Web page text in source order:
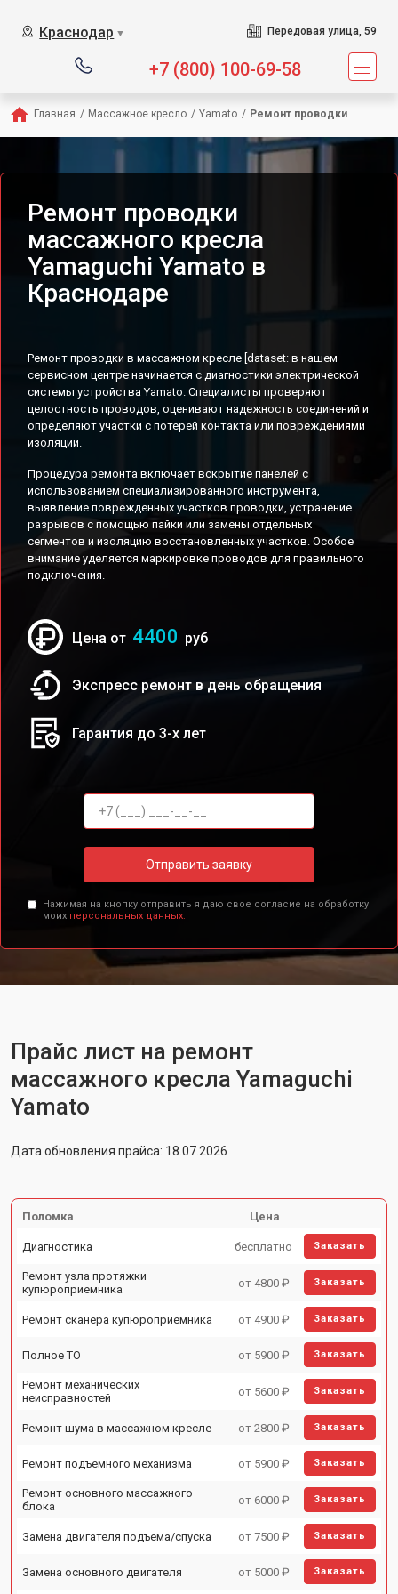
Краснодар ▼ Передовая улица, 59
+7 (800) 100-69-58
Главная / Массажное кресло / Yamato / Ремонт проводки
Ремонт проводки
массажного кресла
Yamaguchi Yamato в
Краснодаре
Ремонт проводки в массажном кресле [dataset: в нашем
сервисном центре начинается с диагностики электрической
системы устройства Yamato. Специалисты проверяют
целостность проводов, оценивают надежность соединений и
определяют участки с потерей контакта или повреждениями
изоляции.
Процедура ремонта включает вскрытие панелей с
использованием специализированного инструмента,
выявление поврежденных участков проводки, устранение
разрывов с помощью пайки или замены отдельных
сегментов и изоляцию восстановленных участков. Особое
внимание уделяется маркировке проводов для правильного
подключения.
Цена от 4400 руб
Экспресс ремонт в день обращения
Гарантия до 3-х лет
Отправить заявку
Нажимая на кнопку отправить я даю свое согласие на обработку
моих персональных данных.
Прайс лист на ремонт
массажного кресла Yamaguchi
Yamato
Дата обновления прайса: 18.07.2026
Поломка Цена
Диагностика бесплатно Заказать
Ремонт узла протяжки
купюроприемника
от 4800 ₽ Заказать
Ремонт сканера купюроприемника от 4900 ₽ Заказать
Полное ТО от 5900 ₽ Заказать
Ремонт механических
неисправностей
от 5600 ₽ Заказать
Ремонт шума в массажном кресле от 2800 ₽ Заказать
Ремонт подъемного механизма от 5900 ₽ Заказать
Ремонт основного массажного
блока
от 6000 ₽ Заказать
Замена двигателя подъема/спуска от 7500 ₽ Заказать
Замена основного двигателя от 5000 ₽ Заказать